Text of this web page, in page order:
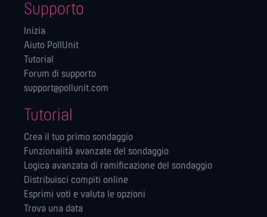
Supporto
Inizia
Aiuto PollUnit
Tutorial
Forum di supporto
support@pollunit.com
Tutorial
Crea il tuo primo sondaggio
Funzionalità avanzate del sondaggio
Logica avanzata di ramificazione del sondaggio
Distribuisci compiti online
Esprimi voti e valuta le opzioni
Trova una data